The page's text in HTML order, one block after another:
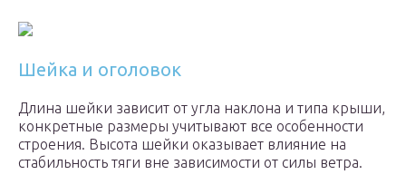
Шейка и оголовок
Длина шейки зависит от угла наклона и типа крыши,
конкретные размеры учитывают все особенности
строения. Высота шейки оказывает влияние на
стабильность тяги вне зависимости от силы ветра.